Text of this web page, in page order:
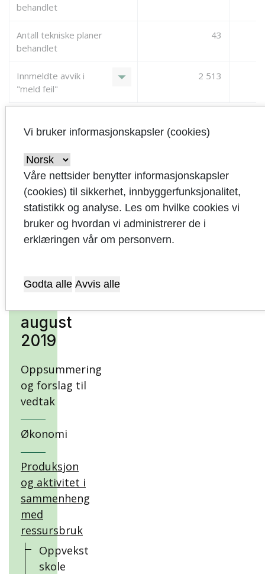
per
august
2019
Oppsummering
og forslag til
vedtak
Økonomi
Produksjon
og aktivitet i
sammenheng
med
ressursbruk
Oppvekst
skole
behandlet
Antall tekniske planer
behandlet
43
Innmeldte avvik i
"meld feil"
arrow_drop_down 2 513
Sist oppdatert: 18.01.2023
Vi bruker informasjonskapsler (cookies)
Våre nettsider benytter informasjonskapsler
(cookies) til sikkerhet, innbyggerfunksjonalitet,
statistikk og analyse. Les om hvilke cookies vi
bruker og hvordan vi administrerer de i
erklæringen vår om personvern.
Godta alle Avvis alle